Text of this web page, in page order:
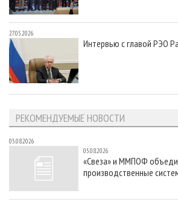
27.05.2026
Интервью с главой РЭО
РЕКОМЕНДУЕМЫЕ НОВОСТИ
05.08.2026
05.08.2026
«Свеза» и ММПОФ
производственные